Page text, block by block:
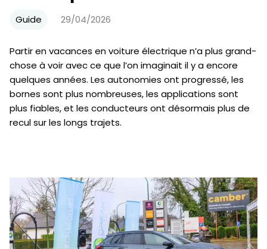
Guide 29/04/2026
Partir en vacances en voiture électrique n’a plus grand-
chose à voir avec ce que l’on imaginait il y a encore
quelques années. Les autonomies ont progressé, les
bornes sont plus nombreuses, les applications sont
plus fiables, et les conducteurs ont désormais plus de
recul sur les longs trajets.